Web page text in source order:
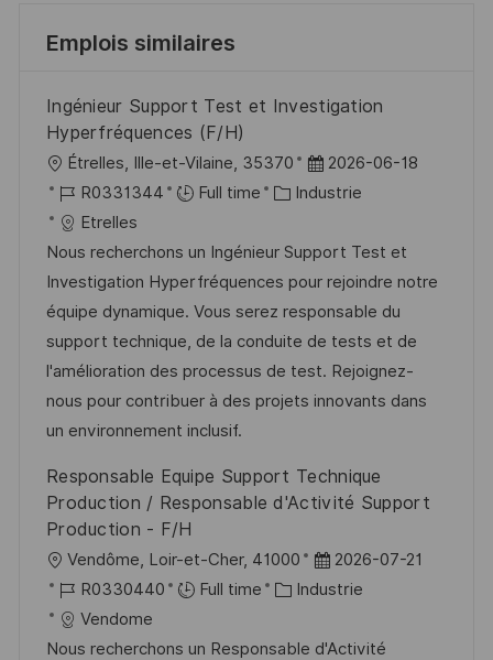
Emplois similaires
Ingénieur Support Test et Investigation
Hyperfréquences (F/H)
o
c
a
l
i
s
a
t
i
n
Étrelles, Ille-et-Vilaine, 35370
D
a
e
d
’
a
f
f
h
2026-06-18
R
é
f
é
r
e
n
c
e
u
o
R0331344 Full time
C
t
é
g
o
r
i
Industrie
Etrelles
Nous recherchons un Ingénieur Support Test et
Investigation Hyperfréquences pour rejoindre notre
équipe dynamique. Vous serez responsable du
support technique, de la conduite de tests et de
l'amélioration des processus de test. Rejoignez-
nous pour contribuer à des projets innovants dans
un environnement inclusif.
Responsable Equipe Support Technique
Production / Responsable d'Activité Support
Production - F/H
o
c
a
Vendôme, Loir-et-Cher, 41000
D
a
e
2026-07-21
R
é
f
R0330440 Full time
C
t
Industrie
Vendome
Nous recherchons un Responsable d'Activité